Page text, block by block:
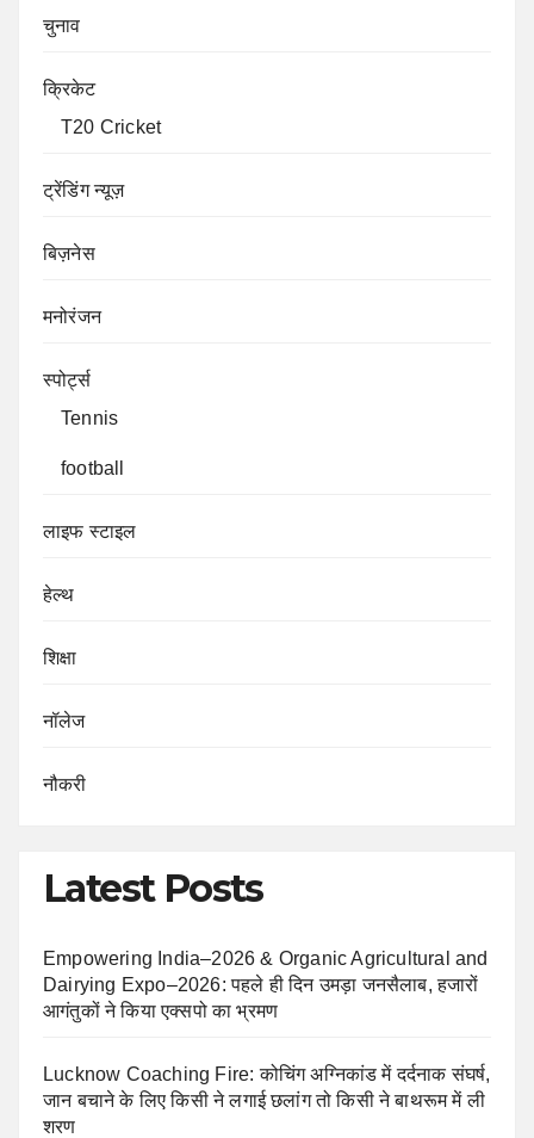
चुनाव
क्रिकेट
T20 Cricket
ट्रेंडिंग न्यूज़
बिज़नेस
मनोरंजन
स्पोर्ट्स
Tennis
football
लाइफ स्टाइल
हेल्थ
शिक्षा
नॉलेज
नौकरी
Latest Posts
Empowering India–2026 & Organic Agricultural and
Dairying Expo–2026: पहले ही दिन उमड़ा जनसैलाब, हजारों
आगंतुकों ने किया एक्सपो का भ्रमण
Lucknow Coaching Fire: कोचिंग अग्निकांड में दर्दनाक संघर्ष,
जान बचाने के लिए किसी ने लगाई छलांग तो किसी ने बाथरूम में ली
शरण